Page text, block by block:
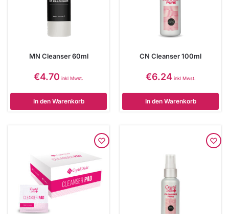
MN Cleanser 60ml
€4.70 inkl Mwst.
In den Warenkorb
CN Cleanser 100ml
€6.24 inkl Mwst.
In den Warenkorb